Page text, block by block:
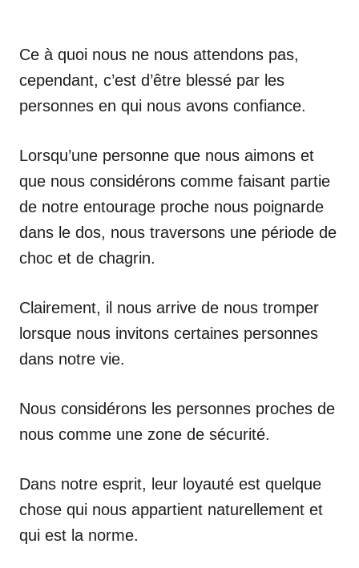
Ce à quoi nous ne nous attendons pas,
cependant, c’est d’être blessé par les
personnes en qui nous avons confiance.
Lorsqu’une personne que nous aimons et
que nous considérons comme faisant partie
de notre entourage proche nous poignarde
dans le dos, nous traversons une période de
choc et de chagrin.
Clairement, il nous arrive de nous tromper
lorsque nous invitons certaines personnes
dans notre vie.
Nous considérons les personnes proches de
nous comme une zone de sécurité.
Dans notre esprit, leur loyauté est quelque
chose qui nous appartient naturellement et
qui est la norme.